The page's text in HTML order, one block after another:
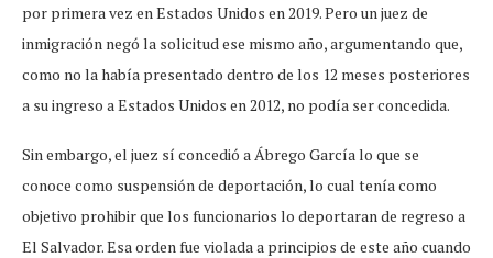
por primera vez en Estados Unidos en 2019. Pero un juez de
inmigración negó la solicitud ese mismo año, argumentando que,
como no la había presentado dentro de los 12 meses posteriores
a su ingreso a Estados Unidos en 2012, no podía ser concedida.
Sin embargo, el juez sí concedió a Ábrego García lo que se
conoce como suspensión de deportación, lo cual tenía como
objetivo prohibir que los funcionarios lo deportaran de regreso a
El Salvador. Esa orden fue violada a principios de este año cuando